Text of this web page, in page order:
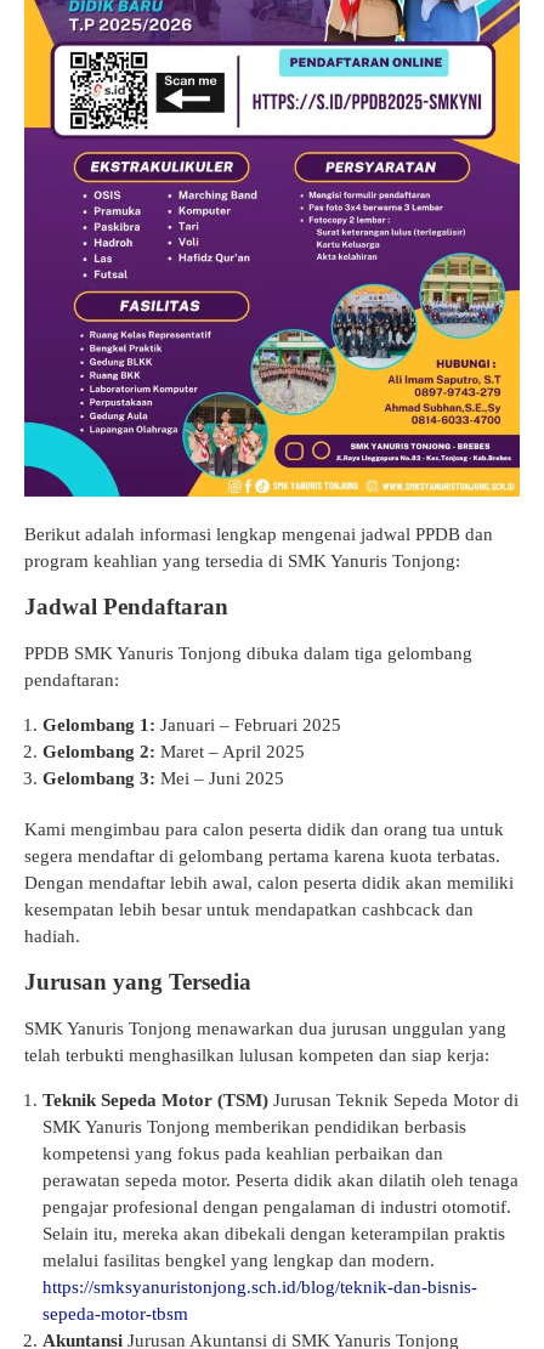
Berikut adalah informasi lengkap mengenai jadwal PPDB dan
program keahlian yang tersedia di SMK Yanuris Tonjong:
Jadwal Pendaftaran
PPDB SMK Yanuris Tonjong dibuka dalam tiga gelombang
pendaftaran:
Gelombang 1: Januari – Februari 2025
Gelombang 2: Maret – April 2025
Gelombang 3: Mei – Juni 2025
Kami mengimbau para calon peserta didik dan orang tua untuk
segera mendaftar di gelombang pertama karena kuota terbatas.
Dengan mendaftar lebih awal, calon peserta didik akan memiliki
kesempatan lebih besar untuk mendapatkan cashbcack dan
hadiah.
Jurusan yang Tersedia
SMK Yanuris Tonjong menawarkan dua jurusan unggulan yang
telah terbukti menghasilkan lulusan kompeten dan siap kerja:
Teknik Sepeda Motor (TSM) Jurusan Teknik Sepeda Motor di
SMK Yanuris Tonjong memberikan pendidikan berbasis
kompetensi yang fokus pada keahlian perbaikan dan
perawatan sepeda motor. Peserta didik akan dilatih oleh tenaga
pengajar profesional dengan pengalaman di industri otomotif.
Selain itu, mereka akan dibekali dengan keterampilan praktis
melalui fasilitas bengkel yang lengkap dan modern.
https://smksyanuristonjong.sch.id/blog/teknik-dan-bisnis-
sepeda-motor-tbsm
Akuntansi Jurusan Akuntansi di SMK Yanuris Tonjong